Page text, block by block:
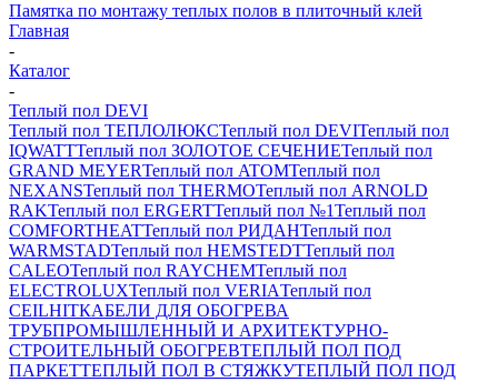
Памятка по монтажу теплых полов в плиточный клей
Главная
-
Каталог
-
Теплый пол DEVI
Теплый пол ТЕПЛОЛЮКСТеплый пол DEVIТеплый пол
IQWATTТеплый пол ЗОЛОТОЕ СЕЧЕНИЕТеплый пол
GRAND MEYERТеплый пол ATOMТеплый пол
NEXANSТеплый пол THERMOТеплый пол ARNOLD
RAKТеплый пол ERGERTТеплый пол №1Теплый пол
COMFORTHEATТеплый пол РИДАНТеплый пол
WARMSTADТеплый пол HEMSTEDTТеплый пол
CALEOТеплый пол RAYCHEMТеплый пол
ELECTROLUXТеплый пол VERIAТеплый пол
CEILHITКАБЕЛИ ДЛЯ ОБОГРЕВА
ТРУБПРОМЫШЛЕННЫЙ И АРХИТЕКТУРНО-
СТРОИТЕЛЬНЫЙ ОБОГРЕВТЕПЛЫЙ ПОЛ ПОД
ПАРКЕТТЕПЛЫЙ ПОЛ В СТЯЖКУТЕПЛЫЙ ПОЛ ПОД